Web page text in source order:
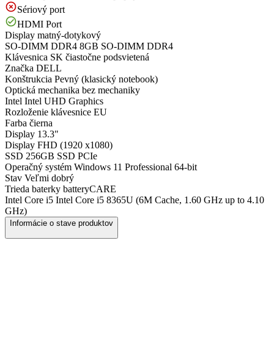
Sériový port
HDMI Port
Display matný-dotykový
SO-DIMM DDR4 8GB SO-DIMM DDR4
Klávesnica SK čiastočne podsvietená
Značka DELL
Konštrukcia Pevný (klasický notebook)
Optická mechanika bez mechaniky
Intel Intel UHD Graphics
Rozloženie klávesnice EU
Farba čierna
Display 13.3"
Display FHD (1920 x1080)
SSD 256GB SSD PCIe
Operačný systém Windows 11 Professional 64-bit
Stav Veľmi dobrý
Trieda baterky batteryCARE
Intel Core i5 Intel Core i5 8365U (6M Cache, 1.60 GHz up to 4.10
GHz)
Informácie o stave produktov